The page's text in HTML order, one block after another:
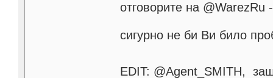
отговорите на
сигурно не би Ви било
EDIT: @Agent_SMITH,